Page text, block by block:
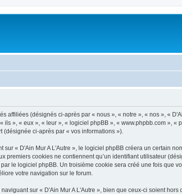
affiliées (désignés ci-après par « nous », « notre », « nos », «
», « eux », « leur », « logiciel phpBB », « www.phpbb.com », «
(désignée ci-après par « vos informations »).
« D'Ain Mur A L'Autre », le logiciel phpBB créera un certain
premiers cookies ne contiennent qu’un identifiant utilisateur
le logiciel phpBB. Un troisième cookie sera créé une fois que
votre navigation sur le forum.
sur « D'Ain Mur A L'Autre », bien que ceux-ci soient